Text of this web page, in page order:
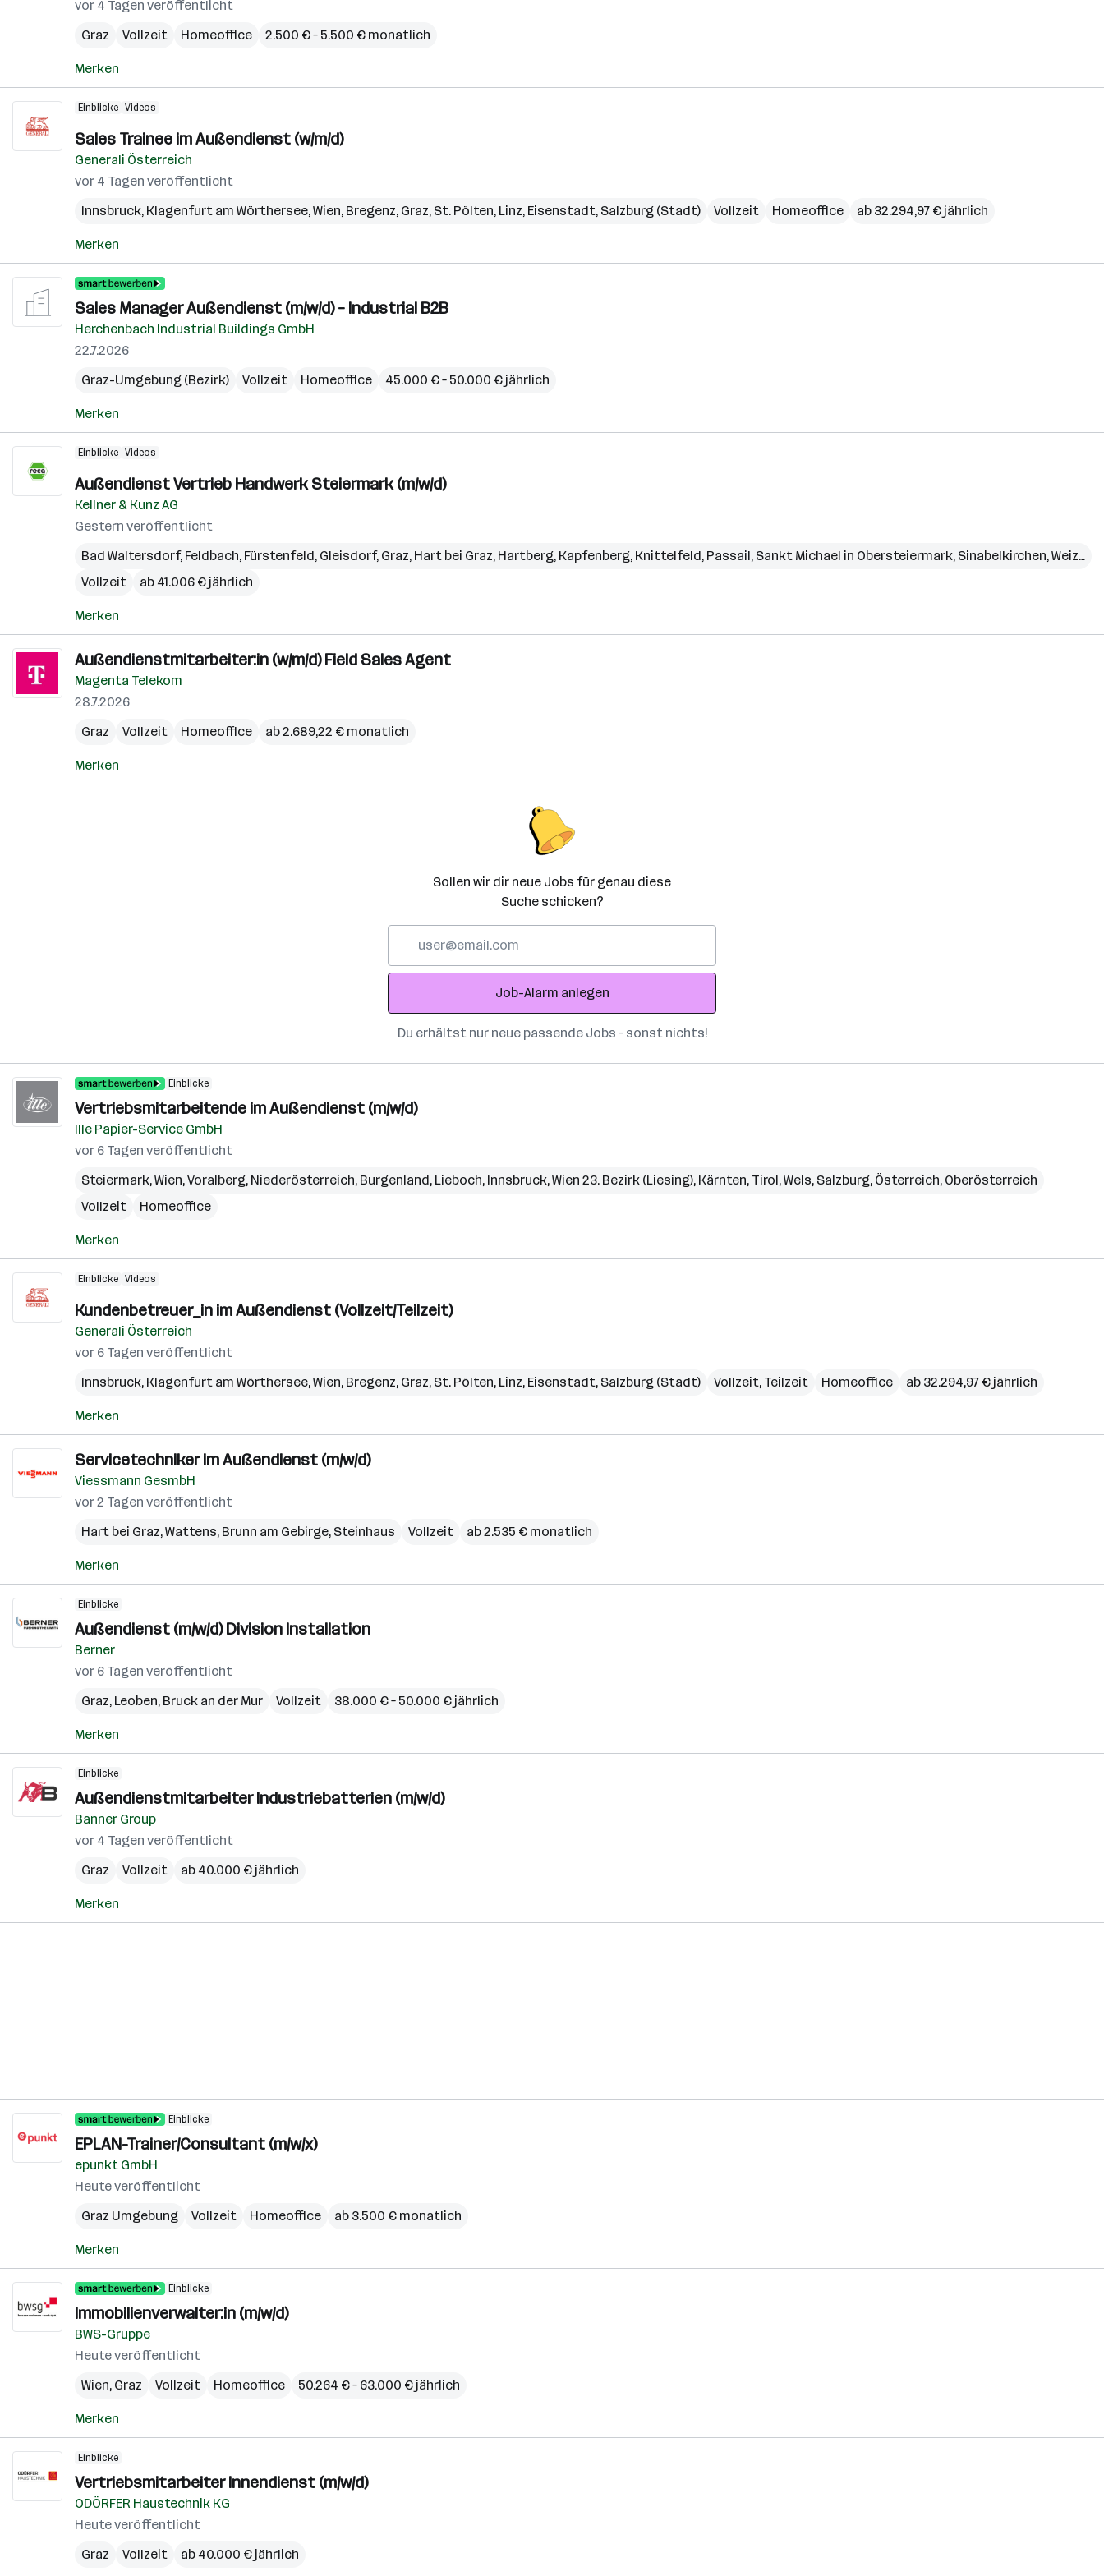
vor 4 Tagen veröffentlicht
Graz
Vollzeit Homeoffice 2.500 € – 5.500 € monatlich
Merken
Einblicke Videos
Sales Trainee im Außendienst (w/m/d)
Generali Österreich
vor 4 Tagen veröffentlicht
Innsbruck, Klagenfurt am Wörthersee,Wien, Bregenz, Graz, St. Pölten, Linz, Eisenstadt, Salzburg (Stadt) Vollzeit Homeoffice ab 32.294,97 € jährlich
Merken
Sales Manager Außendienst (m/w/d) – Industrial B2B
Herchenbach Industrial Buildings GmbH
22.7.2026
Graz-Umgebung (Bezirk)
Vollzeit Homeoffice 45.000 € – 50.000 € jährlich
Merken
Einblicke Videos
Außendienst Vertrieb Handwerk Steiermark (m/w/d)
Kellner & Kunz AG
Gestern veröffentlicht
Bad Waltersdorf, Feldbach, Fürstenfeld, Gleisdorf, Graz, Hart bei Graz, Hartberg, Kapfenberg, Knittelfeld, Passail, Sankt Michael in Obersteiermark, Sinabelkirchen,Weiz,
Vollzeit
ab 41.006 € jährlich
Merken
Außendienstmitarbeiter:in (w/m/d) Field Sales Agent
Magenta Telekom
28.7.2026
Graz
Vollzeit Homeoffice ab 2.689,22 € monatlich
Merken
Sollen wir dir neue Jobs für genau diese
Suche schicken?
Adresse
Job-Alarm anlegen
Du erhältst nur neue passende Jobs – sonst nichts!
Einblicke
Vertriebsmitarbeitende im Außendienst (m/w/d)
Ille Papier-Service GmbH
vor 6 Tagen veröffentlicht
Steiermark,Wien,Voralberg, Niederösterreich, Burgenland, Lieboch, Innsbruck,Wien 23. Bezirk (Liesing), Kärnten, Tirol,Wels, Salzburg, Österreich, Oberösterreich
Vollzeit
Homeoffice
Merken
Einblicke Videos
Kundenbetreuer_in im Außendienst (Vollzeit/Teilzeit)
Generali Österreich
vor 6 Tagen veröffentlicht
Innsbruck, Klagenfurt am Wörthersee,Wien, Bregenz, Graz, St. Pölten, Linz, Eisenstadt, Salzburg (Stadt) Vollzeit, Teilzeit Homeoffice ab 32.294,97 € jährlich
Merken
Servicetechniker im Außendienst (m/w/d)
Viessmann GesmbH
vor 2 Tagen veröffentlicht
Hart bei Graz,Wattens, Brunn am Gebirge, Steinhaus Vollzeit ab 2.535 € monatlich
Merken
Einblicke
Außendienst (m/w/d) Division Installation
Berner
vor 6 Tagen veröffentlicht
Graz, Leoben, Bruck an der Mur Vollzeit 38.000 € – 50.000 € jährlich
Merken
Einblicke
Außendienstmitarbeiter Industriebatterien (m/w/d)
Banner Group
vor 4 Tagen veröffentlicht
Graz
Vollzeit ab 40.000 € jährlich
Merken
Einblicke
EPLAN-Trainer/Consultant (m/w/x)
epunkt GmbH
Heute veröffentlicht
Graz Umgebung
Vollzeit Homeoffice ab 3.500 € monatlich
Merken
Einblicke
Immobilienverwalter:in (m/w/d)
BWS-Gruppe
Heute veröffentlicht
Wien, Graz Vollzeit Homeoffice 50.264 € – 63.000 € jährlich
Merken
Einblicke
Vertriebsmitarbeiter Innendienst (m/w/d)
ODÖRFER Haustechnik KG
Heute veröffentlicht
Graz
Vollzeit ab 40.000 € jährlich